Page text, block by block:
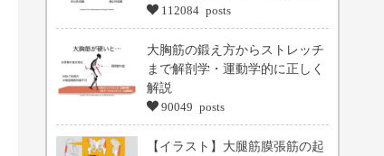
112084 posts
大胸筋の鍛え方からストレッチ
まで解剖学・運動学的に正しく
解説
90049 posts
【イラスト】大腿筋膜張筋の起